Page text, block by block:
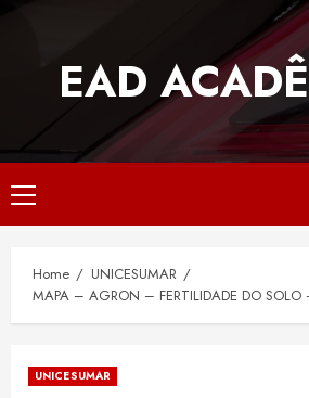
EAD
Primary
Menu
Home
UNICESUMAR
MAPA – AGRON – FERTILIDADE DO
UNICESUMAR